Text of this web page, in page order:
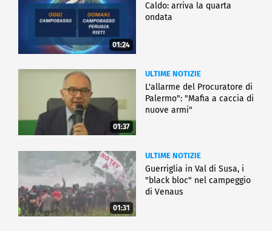
01:24
Caldo: arriva la quarta
ondata
01:37
ULTIME NOTIZIE
L'allarme del Procuratore di
Palermo": "Mafia a caccia di
nuove armi"
01:31
ULTIME NOTIZIE
Guerriglia in Val di Susa, i
"black bloc" nel campeggio
di Venaus